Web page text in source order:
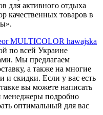
для активного отдыха
качественных товаров в
MULTICOLOR hawajska
по всей Украине
Мы предлагаем
а также на многие
и скидки. Если у вас есть
вы можете написать
менеджеры подробно
оптимальный для вас